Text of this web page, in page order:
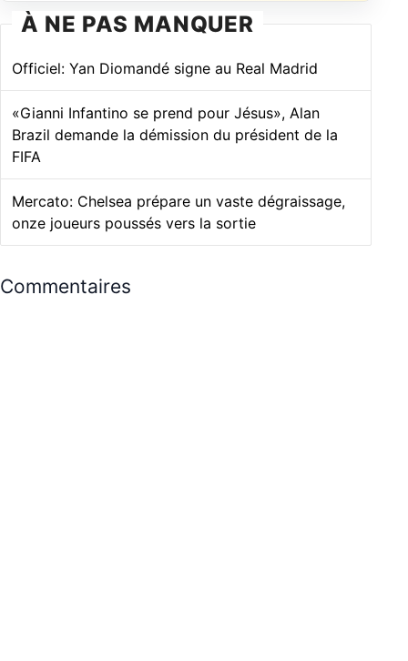
À NE PAS MANQUER
Officiel: Yan Diomandé signe au Real Madrid
«Gianni Infantino se prend pour Jésus», Alan
Brazil demande la démission du président de la
FIFA
Mercato: Chelsea prépare un vaste dégraissage,
onze joueurs poussés vers la sortie
Commentaires